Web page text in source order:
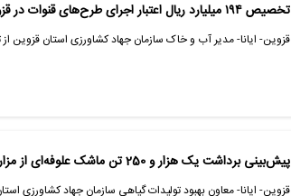
تخصیص ۱۹۴ میلیارد ریال اعتبار اجرای طرح‌های قنوات در قزوین
قزوین- ایانا- مدیر آب و خاک سازمان جهاد کشاورزی استان قزوین از تخصیص ۱۹۴ میلیارد ریال اعتبار به‌
پیش‌بینی برداشت یک هزار و 250 تن ماشک علوفه‌ای از مزارع استان قزوین